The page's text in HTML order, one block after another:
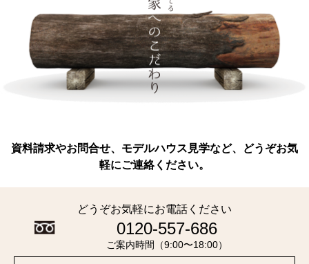
資料請求やお問合せ、モデルハウス見学など、どうぞお気
軽にご連絡ください。
どうぞお気軽にお電話ください
0120-557-686
ご案内時間（9:00〜18:00）